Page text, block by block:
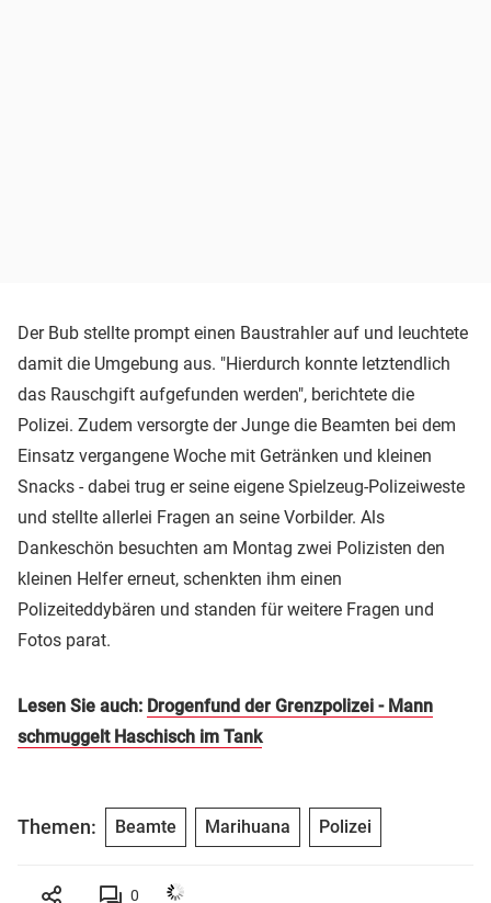
Der Bub stellte prompt einen Baustrahler auf und leuchtete
damit die Umgebung aus. "Hierdurch konnte letztendlich
das Rauschgift aufgefunden werden", berichtete die
Polizei. Zudem versorgte der Junge die Beamten bei dem
Einsatz vergangene Woche mit Getränken und kleinen
Snacks - dabei trug er seine eigene Spielzeug-Polizeiweste
und stellte allerlei Fragen an seine Vorbilder. Als
Dankeschön besuchten am Montag zwei Polizisten den
kleinen Helfer erneut, schenkten ihm einen
Polizeiteddybären und standen für weitere Fragen und
Fotos parat.
Lesen Sie auch: Drogenfund der Grenzpolizei - Mann
schmuggelt Haschisch im Tank
Themen: Beamte Marihuana Polizei
0